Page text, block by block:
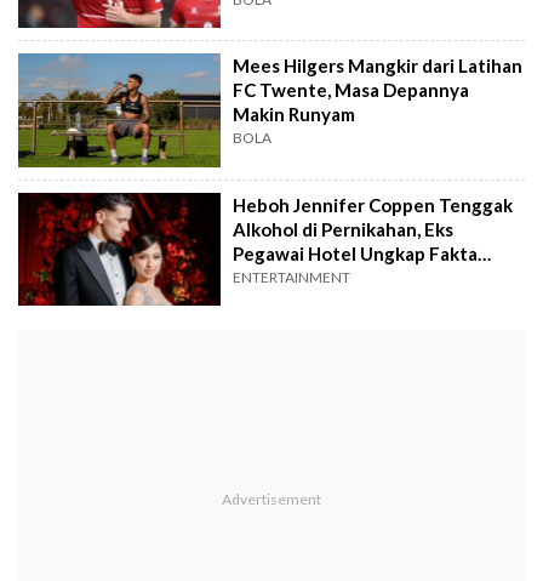
Mees Hilgers Mangkir dari Latihan
FC Twente, Masa Depannya
Makin Runyam
BOLA
Heboh Jennifer Coppen Tenggak
Alkohol di Pernikahan, Eks
Pegawai Hotel Ungkap Fakta
Mengejutkan
ENTERTAINMENT